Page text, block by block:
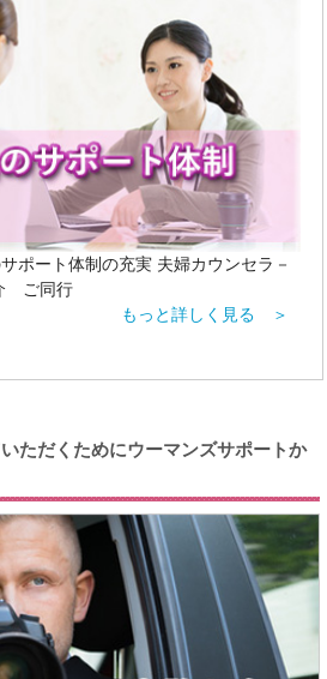
ポート体制の充実 夫婦カウンセラ－
ご同行
もっと詳しく見る ＞
ただくためにウーマンズサポートか